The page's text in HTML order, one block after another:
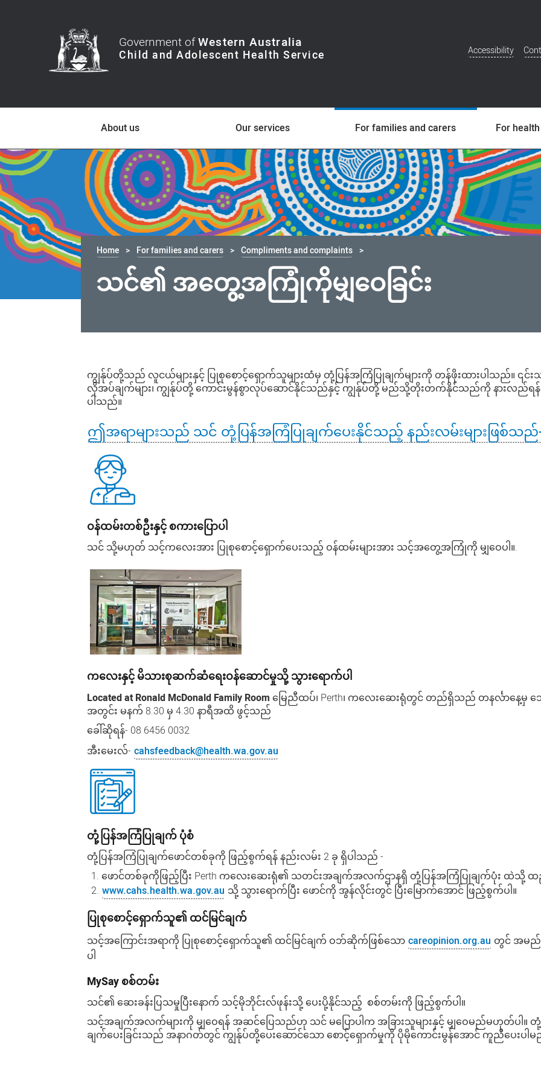
Government ofWestern Australia
Additional
Accessibility
About us Our services For families and carers For
Home For families and carers Compliments and complaints
သင်၏ အတွေ့အကြုံကိုမျှဝေခြင်း
အတွေ့အကြုံ
ကို
မျှဝေ
ခြင်း
ကျွန်ုပ်တို့သည် လူငယ်များနှင့် ပြုစုစောင့်ရှောက်သူများထံမှ တုံ့ပြန်အကြံပြုချက်များကို တန်ဖိုးထားပါသည်။ ၎င်
လိုအပ်ချက်များ၊ ကျွန်ုပ်တို့ ကောင်းမွန်စွာလုပ်ဆောင်နိုင်သည်နှင့် ကျွန်ုပ်တို့ မည်သို့တိုးတက်နိုင်သည်ကို နားလည်ရ
ပါသည်။
ဤအရာများသည် သင် တုံ့ပြန်အကြံပြုချက်ပေးနိုင်သည့် နည်းလမ်းများဖြစ်သည်
ဝန်ထမ်းတစ်ဦးနှင့် စကားပြောပါ
သင် သို့မဟုတ် သင့်ကလေးအား ပြုစုစောင့်ရှောက်ပေးသည့် ဝန်ထမ်းများအား သင့်အတွေ့အကြုံကို မျှဝေပါ။.
ကလေးနှင့် မိသားစုဆက်ဆံရေးဝန်ဆောင်မှုသို့ သွားရောက်ပါ
Located at Ronald McDonald Family Roomမြေညီထပ်၊ Perth၊ ကလေးဆေးရုံတွင် တည်ရှိသည် တနင်္လာနေ့မှ သ
အတွင်း မနက် 8.30 မှ 4.30နာရီအထိ ဖွင့်သည်
ခေါ်ဆိုရန်- 08 6456 0032
အီးမေးလ်- cahsfeedback@health.wa.gov.au
တုံ့ပြန်အကြံပြုချက် ပုံစံ
တုံ့ပြန်အကြံပြုချက်ဖောင်တစ်ခုကို ဖြည့်စွက်ရန်နည်းလမ်း 2 ခု ရှိပါသည် -
ဖောင်တစ်ခုကိုဖြည့်ပြီး Perth ကလေးဆေးရုံ၏ သတင်းအချက်အလက်ဌာနရှိ တုံ့ပြန်အကြံပြုချက်ပုံး ထဲသို့ ထ
www.cahs.health.wa.gov.au သို့ သွားရောက်ပြီး ဖောင်ကို အွန်လိုင်းတွင် ပြီးမြောက်အောင် ဖြည့်စွက်ပါ။
ပြုစုစောင့်ရှောက်သူ၏ ထင်မြင်ချက်
သင့်အကြောင်းအရာကို ပြုစုစောင့်ရှောက်သူ၏ ထင်မြင်ချက် ဝဘ်ဆိုက်ဖြစ်သော careopinion.org.au တွင် အမည်
ပါ
MySay စစ်တမ်း
သင်၏ ဆေးခန်းပြသမှုပြီးနောက် သင့်မိုဘိုင်းလ်ဖုန်းသို့ ပေးပို့နိုင်သည့် စစ်တမ်းကို ဖြည့်စွက်ပါ။
သင့်အချက်အလက်များကို မျှဝေရန် အဆင်ပြေသည်ဟု သင် မပြောပါက အခြားသူများနှင့် မျှဝေမည်မဟုတ်ပါ။ တုံ့
ချက်ပေးခြင်းသည် အနာဂတ်တွင် ကျွန်ုပ်တို့ပေးဆောင်သော စောင့်ရှောက်မှုကို ပိုမိုကောင်းမွန်အောင် ကူညီပေးပါမ